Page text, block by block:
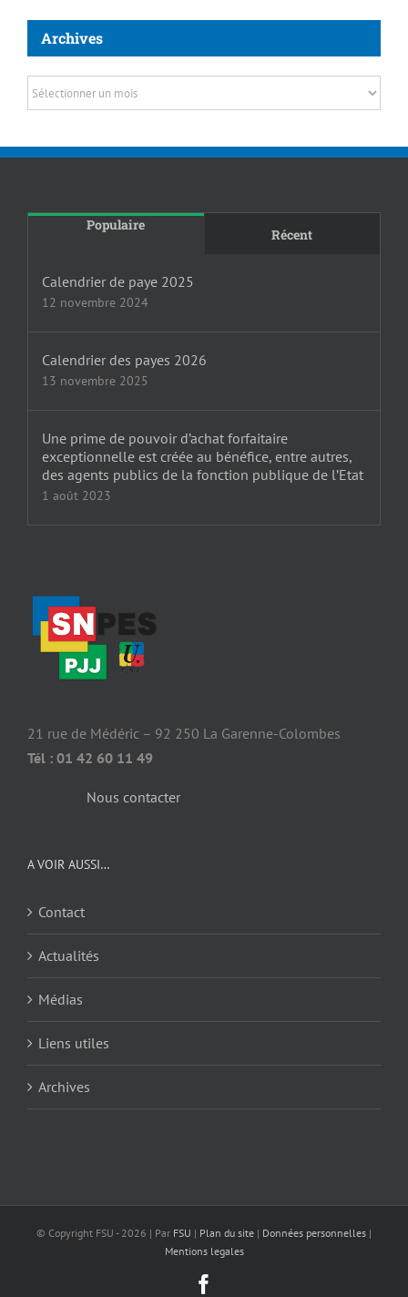
Archives
Archives
Populaire
Récent
Calendrier de paye 2025
12 novembre 2024
Calendrier des payes 2026
13 novembre 2025
Une prime de pouvoir d’achat forfaitaire
exceptionnelle est créée au bénéfice, entre autres,
des agents publics de la fonction publique de l’Etat
1 août 2023
21 rue de Médéric – 92 250 La Garenne-Colombes
Tél : 01 42 60 11 49
Nous contacter
A VOIR AUSSI…
Contact
Actualités
Médias
Liens utiles
Archives
© Copyright FSU - 2026 | Par FSU | Plan du site | Données personnelles |
Mentions legales